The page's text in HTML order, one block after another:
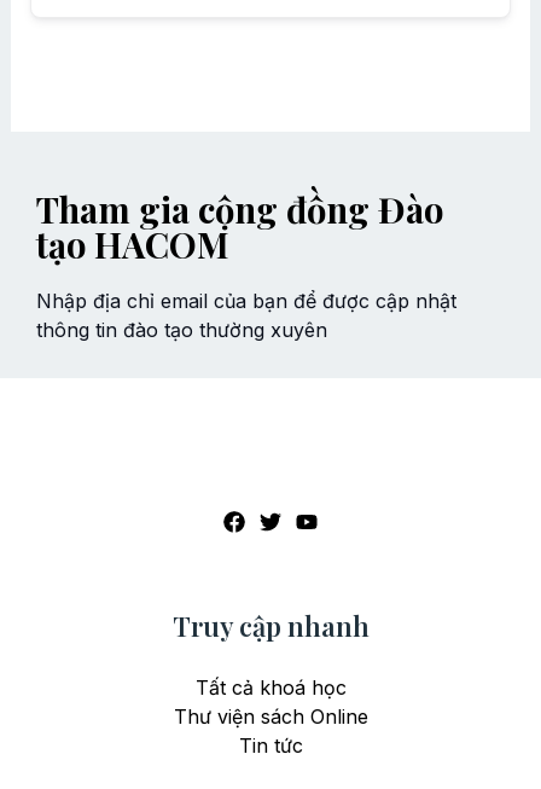
Tham gia cộng đồng Đào
tạo HACOM
Nhập địa chỉ email của bạn để được cập nhật
thông tin đào tạo thường xuyên
Truy cập nhanh
Tất cả khoá học
Thư viện sách Online
Tin tức